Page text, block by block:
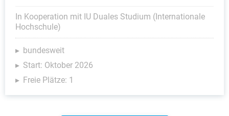
In Kooperation mit IU Duales Studium (Internationale
Hochschule)
bundesweit
Start: Oktober 2026
Freie Plätze: 1